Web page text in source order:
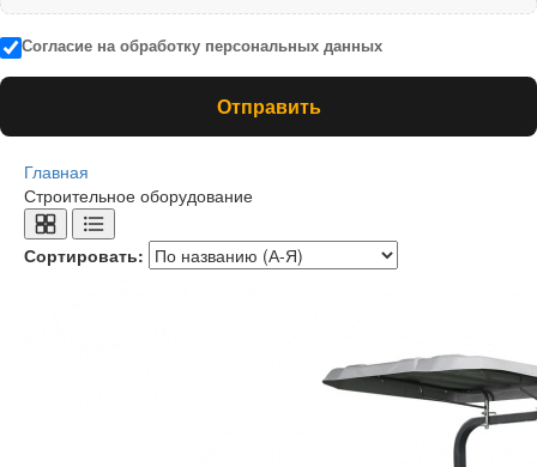
Согласие на обработку персональных данных
Отправить
Главная
Строительное оборудование
Сортировать: